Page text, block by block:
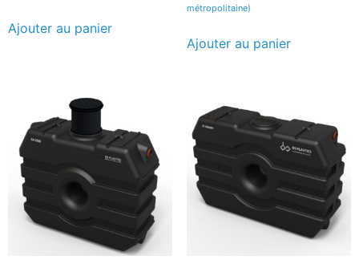
Ajouter au panier
métropolitaine)
Ajouter au panier